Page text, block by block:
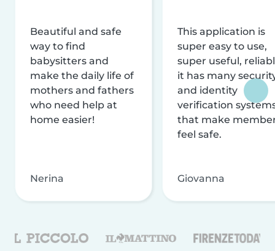
Beautiful and safe
way to find
babysitters and
make the daily life of
mothers and fathers
who need help at
home easier!
Nerina
This application is
super easy to use,
super useful,
it has many
and identity
verification
that make
feel safe.
Giovanna